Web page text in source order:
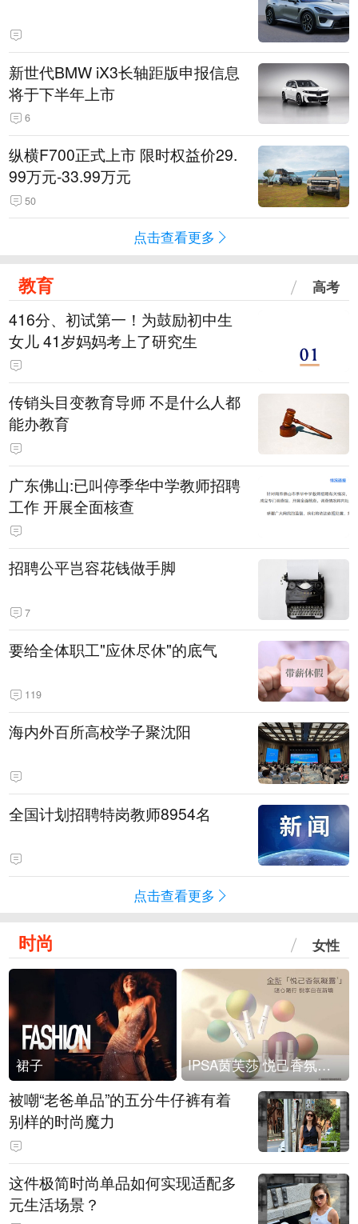
新世代BMW iX3长轴距版申报信息
将于下半年上市
6
纵横F700正式上市 限时权益价29.
99万元-33.99万元
50
点击查看更多
教育 高考
416分、初试第一！为鼓励初中生
女儿 41岁妈妈考上了研究生
传销头目变教育导师 不是什么人都
能办教育
广东佛山:已叫停季华中学教师招聘
工作 开展全面核查
招聘公平岂容花钱做手脚
7
要给全体职工"应休尽休"的底气
119
海内外百所高校学子聚沈阳
全国计划招聘特岗教师8954名
点击查看更多
时尚 女性
裙子 IPSA茵芙莎 悦己香氛凝露上市
被嘲“老爸单品”的五分牛仔裤有着
别样的时尚魔力
这件极简时尚单品如何实现适配多
元生活场景？